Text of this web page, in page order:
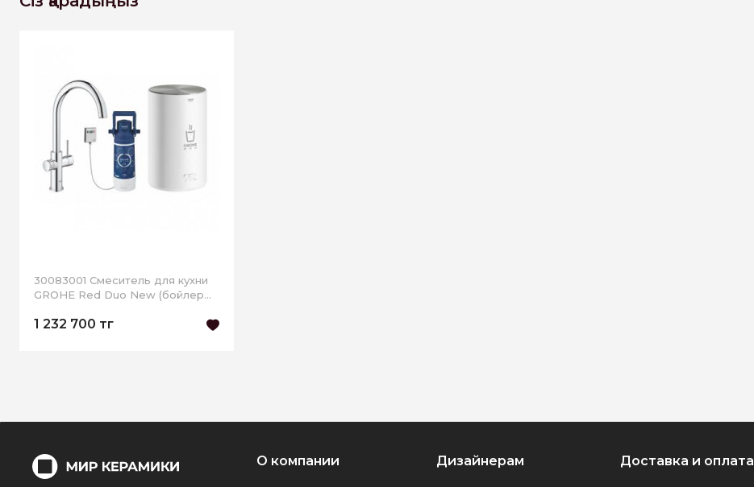
30083001 Смеситель для кухни
GROHE Red Duo New (бойлер
1 232 700 тг
О компании Дизайнерам Доставка и оплата